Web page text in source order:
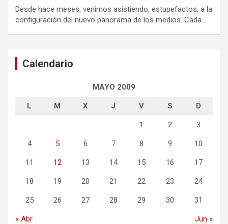
Desde hace meses, venimos asistiendo, estupefactos, a la
configuración del nuevo panorama de los medios. Cada…
Calendario
MAYO 2009
L M X J V S D
1 2 3
4 5 6 7 8 9 10
11 12 13 14 15 16 17
18 19 20 21 22 23 24
25 26 27 28 29 30 31
« Abr Jun »